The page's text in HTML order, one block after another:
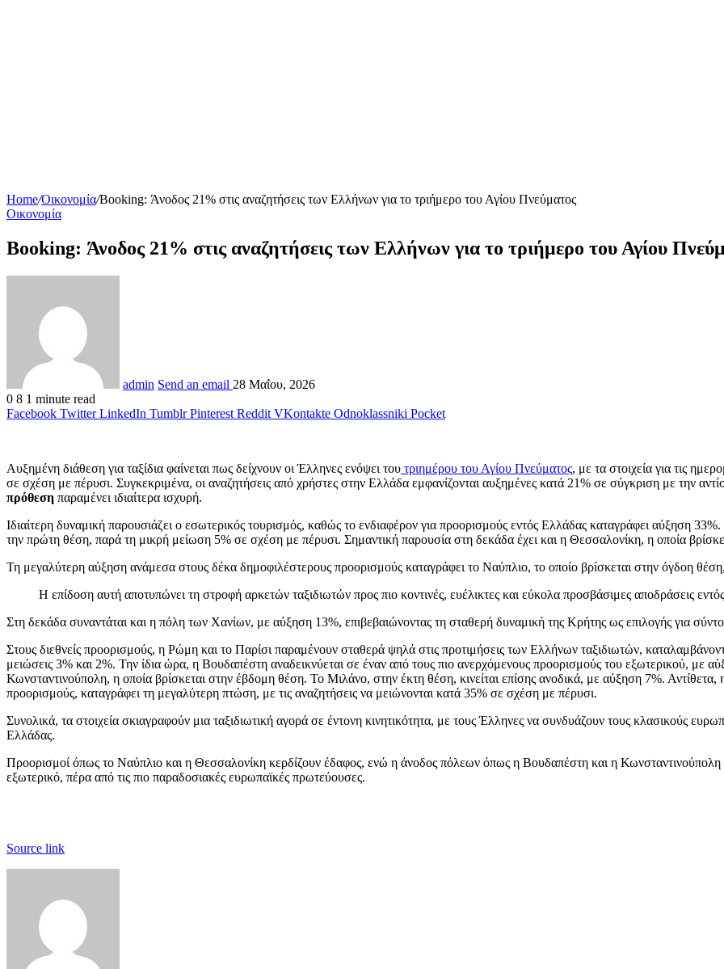
Home/Οικονομία/Booking: Άνοδος 21% στις αναζητήσεις των Ελλήνων για το τριήμερο του Αγίου Πνεύματος
Οικονομία
Booking: Άνοδος 21% στις αναζητήσεις των Ελλήνων για το τριήμερο του Αγίου
admin Send an email 28 Μαΐου, 2026
0 8 1 minute read
Facebook Twitter LinkedIn Tumblr Pinterest Reddit VKontakte Odnoklassniki Pocket
Αυξημένη διάθεση για ταξίδια φαίνεται πως δείχνουν οι Έλληνες ενόψει του τριημέρου του Αγίου Πνεύματος, με τα στοιχεία για τις
σε σχέση με πέρυσι. Συγκεκριμένα, οι αναζητήσεις από χρήστες στην Ελλάδα εμφανίζονται αυξημένες κατά 21% σε σύγκριση με την
πρόθεση παραμένει ιδιαίτερα ισχυρή.
Ιδιαίτερη δυναμική παρουσιάζει ο εσωτερικός τουρισμός, καθώς το ενδιαφέρον για προορισμούς εντός Ελλάδας καταγράφει αύξηση
την πρώτη θέση, παρά τη μικρή μείωση 5% σε σχέση με πέρυσι. Σημαντική παρουσία στη δεκάδα έχει και η Θεσσαλονίκη, η οποία
Τη μεγαλύτερη αύξηση ανάμεσα στους δέκα δημοφιλέστερους προορισμούς καταγράφει το Ναύπλιο, το οποίο βρίσκεται στην όγδοη
Η επίδοση αυτή αποτυπώνει τη στροφή αρκετών ταξιδιωτών προς πιο κοντινές, ευέλικτες και εύκολα προσβάσιμες αποδράσεις
Στη δεκάδα συναντάται και η πόλη των Χανίων, με αύξηση 13%, επιβεβαιώνοντας τη σταθερή δυναμική της Κρήτης ως επιλογής για
Στους διεθνείς προορισμούς, η Ρώμη και το Παρίσι παραμένουν σταθερά ψηλά στις προτιμήσεις των Ελλήνων ταξιδιωτών,
μειώσεις 3% και 2%. Την ίδια ώρα, η Βουδαπέστη αναδεικνύεται σε έναν από τους πιο ανερχόμενους προορισμούς του εξωτερικού, με
Κωνσταντινούπολη, η οποία βρίσκεται στην έβδομη θέση. Το Μιλάνο, στην έκτη θέση, κινείται επίσης ανοδικά, με αύξηση 7%.
προορισμούς, καταγράφει τη μεγαλύτερη πτώση, με τις αναζητήσεις να μειώνονται κατά 35% σε σχέση με πέρυσι.
Συνολικά, τα στοιχεία σκιαγραφούν μια ταξιδιωτική αγορά σε έντονη κινητικότητα, με τους Έλληνες να συνδυάζουν τους κλασικούς
Ελλάδας.
Προορισμοί όπως το Ναύπλιο και η Θεσσαλονίκη κερδίζουν έδαφος, ενώ η άνοδος πόλεων όπως η Βουδαπέστη και η Κωνσταντινούπολη
εξωτερικό, πέρα από τις πιο παραδοσιακές ευρωπαϊκές πρωτεύουσες.
Source link